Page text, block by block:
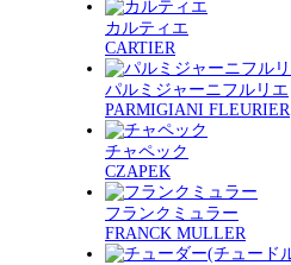
カルティエ
CARTIER
パルミジャーニフルリエ
PARMIGIANI FLEURIER
チャペック
CZAPEK
フランクミュラー
FRANCK MULLER